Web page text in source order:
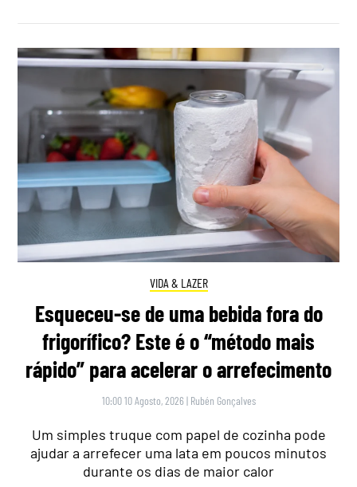
VIDA & LAZER
Esqueceu-se de uma bebida fora do
frigorífico? Este é o “método mais
rápido” para acelerar o arrefecimento
10:00 10 Agosto, 2026 | Rubén Gonçalves
Um simples truque com papel de cozinha pode
ajudar a arrefecer uma lata em poucos minutos
durante os dias de maior calor